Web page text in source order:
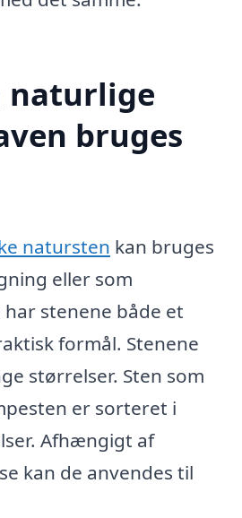
naturlige
bruges
natursten kan bruges
eller som
stenene både et
formål. Stenene
størrelser. Sten som
er sorteret i
Afhængigt af
kan de anvendes til